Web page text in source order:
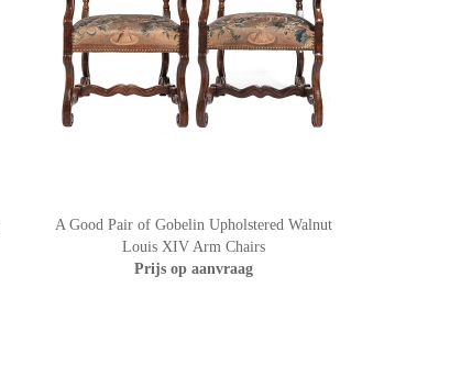
A Good Pair of Gobelin Upholstered Walnut
Louis XIV Arm Chairs
Prijs op aanvraag